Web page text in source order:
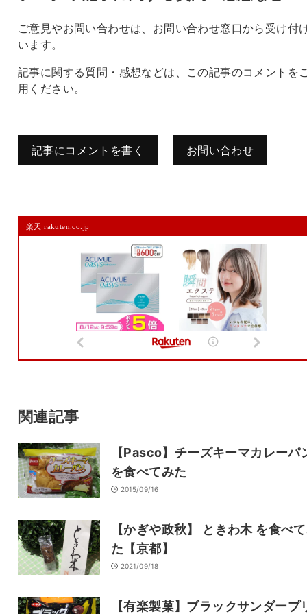
ご意見やお問い合わせは、お問い合わせ窓口から受け付
います。
記事に関する質問・感想などは、この記事のコメントを
用ください。
記事にコメントを書く お問い合わせ
メールアドレスは公開されません。
また、コメント欄には、必ず日本語を含めてください（スパム対策）。
サイト
楽天 rakuten.co.jp
関連記事
【Pasco】チーズキーマカレーパ
を食べてみた
2015/09/16
【かぎや政秋】 ときわ木 を食べ
た【京都】
2021/09/18
【有楽製菓】ブラックサンダープ